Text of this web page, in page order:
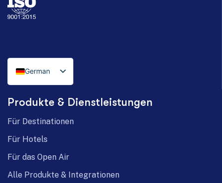
German
Italian
English
Produkte & Dienstleistungen
Für Destinationen
Für Hotels
Für das Open Air
Alle Produkte & Integrationen